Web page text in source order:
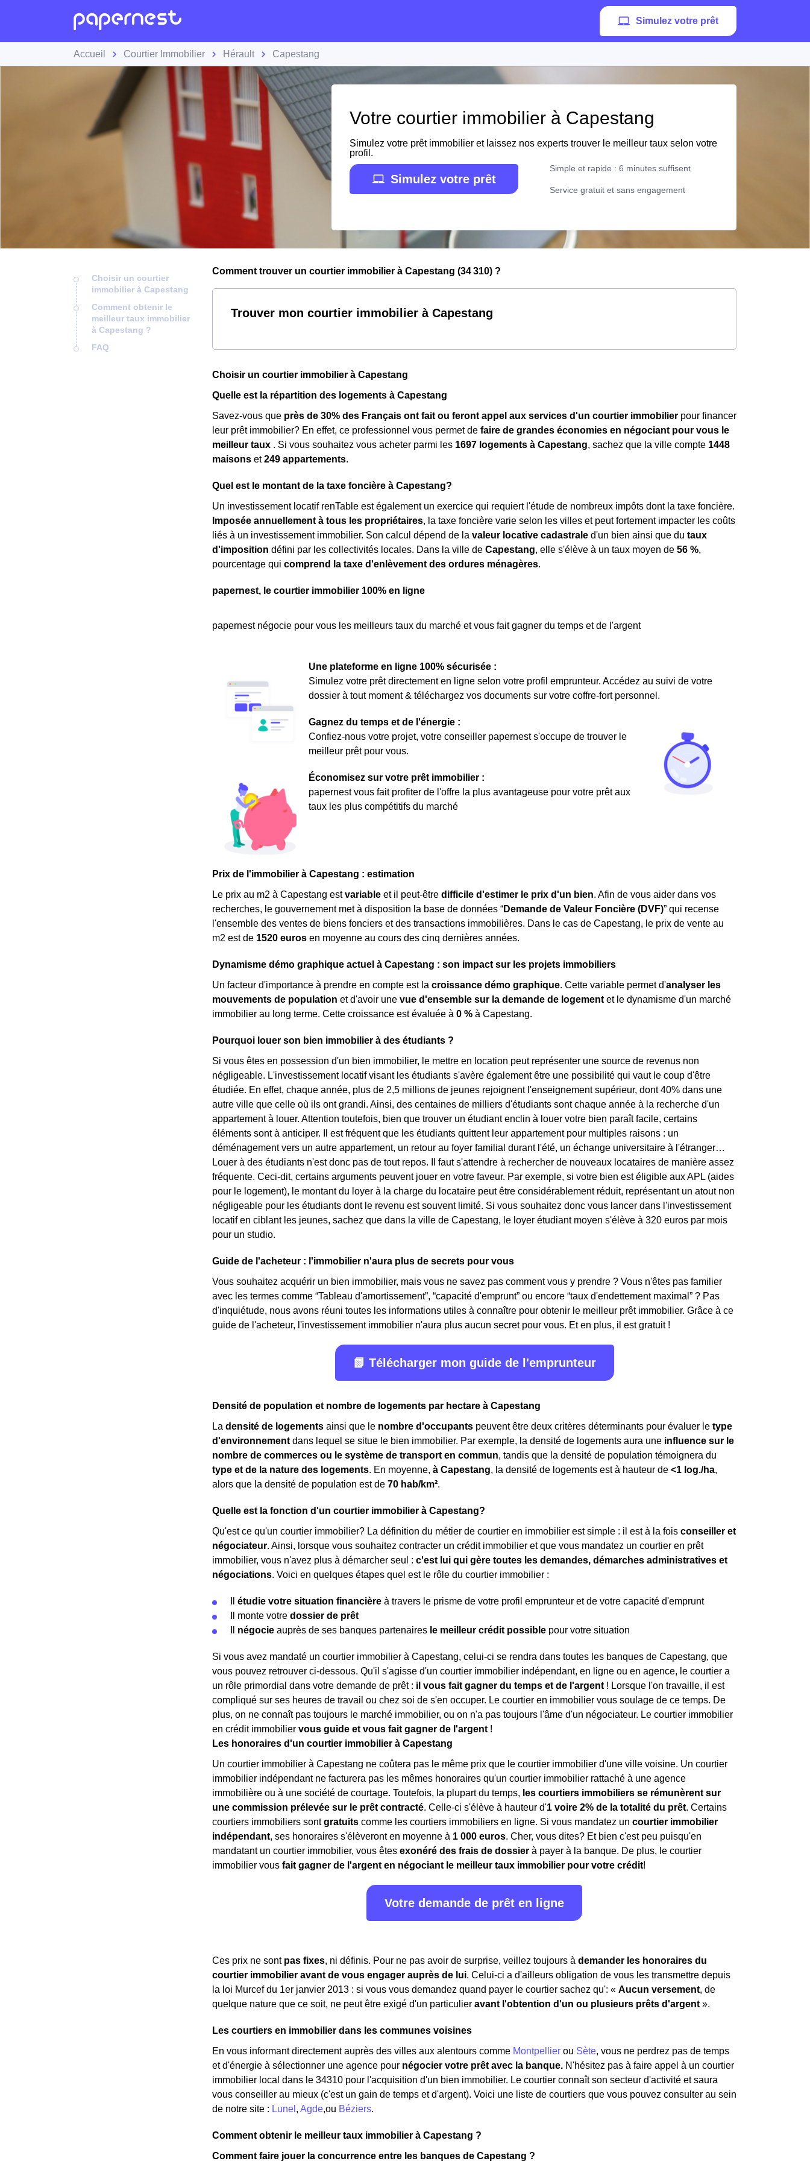
Simulez votre prêt
Accueil Courtier Immobilier Hérault Capestang
Votre courtier immobilier à Capestang
Simulez votre prêt immobilier et laissez nos experts trouver le meilleur taux selon votre
profil.
Simulez votre prêt
Simple et rapide : 6 minutes suffisent
Service gratuit et sans engagement
Choisir un courtier
immobilier à Capestang
Comment obtenir le
meilleur taux immobilier
à Capestang ?
FAQ
Comment trouver un courtier immobilier à Capestang (34 310) ?
Trouver mon courtier immobilier à Capestang
Choisir un courtier immobilier à Capestang
Quelle est la répartition des logements à Capestang
Savez-vous que près de 30% des Français ont fait ou feront appel aux services d'un courtier immobilier pour financer
leur prêt immobilier? En effet, ce professionnel vous permet de faire de grandes économies en négociant pour vous le
meilleur taux . Si vous souhaitez vous acheter parmi les 1697 logements à Capestang, sachez que la ville compte 1448
maisons et249 appartements.
Quel est le montant de la taxe foncière à Capestang?
Un investissement locatif renTable est également un exercice qui requiert l'étude de nombreux impôts dont la taxe foncière.
Imposée annuellement à tous les propriétaires, la taxe foncière varie selon les villes et peut fortement impacter les coûts
liés à un investissement immobilier. Son calcul dépend de la valeur locative cadastrale d'un bien ainsi que du taux
d'imposition défini par les collectivités locales. Dans la ville de Capestang, elle s'élève à un taux moyen de 56 %,
pourcentage qui comprend la taxe d'enlèvement des ordures ménagères.
papernest, le courtier immobilier 100% en ligne
papernest négocie pour vous les meilleurs taux du marché et vous fait gagner du temps et de l'argent
Une plateforme en ligne 100% sécurisée :
Simulez votre prêt directement en ligne selon votre profil emprunteur. Accédez au suivi de votre
dossier à tout moment & téléchargez vos documents sur votre coffre-fort personnel.
Gagnez du temps et de l'énergie :
Confiez-nous votre projet, votre conseiller papernest s'occupe de trouver le
meilleur prêt pour vous.
Économisez sur votre prêt immobilier :
papernest vous fait profiter de l'offre la plus avantageuse pour votre prêt aux
taux les plus compétitifs du marché
Prix de l'immobilier à Capestang : estimation
Le prix au m2 à Capestang estvariable et il peut-être difficile d'estimer le prix d'un bien. Afin de vous aider dans vos
recherches, le gouvernement met à disposition la base de données “Demande de Valeur Foncière (DVF)” qui recense
l'ensemble des ventes de biens fonciers et des transactions immobilières. Dans le cas de Capestang, le prix de vente au
m2 est de 1520 euros en moyenne au cours des cinq dernières années.
Dynamisme démo graphique actuel à Capestang : son impact sur les projets immobiliers
Un facteur d'importance à prendre en compte est la croissance démo graphique. Cette variable permet d'analyser les
mouvements de population et d'avoir une vue d'ensemble sur la demande de logement et le dynamisme d'un marché
immobilier au long terme. Cette croissance est évaluée à 0 % à Capestang.
Pourquoi louer son bien immobilier à des étudiants ?
Si vous êtes en possession d'un bien immobilier, le mettre en location peut représenter une source de revenus non
négligeable. L'investissement locatif visant les étudiants s'avère également être une possibilité qui vaut le coup d'être
étudiée. En effet, chaque année, plus de 2,5 millions de jeunes rejoignent l'enseignement supérieur, dont 40% dans une
autre ville que celle où ils ont grandi. Ainsi, des centaines de milliers d'étudiants sont chaque année à la recherche d'un
appartement à louer. Attention toutefois, bien que trouver un étudiant enclin à louer votre bien paraît facile, certains
éléments sont à anticiper. Il est fréquent que les étudiants quittent leur appartement pour multiples raisons : un
déménagement vers un autre appartement, un retour au foyer familial durant l'été, un échange universitaire à l'étranger…
Louer à des étudiants n'est donc pas de tout repos. Il faut s'attendre à rechercher de nouveaux locataires de manière assez
fréquente. Ceci-dit, certains arguments peuvent jouer en votre faveur. Par exemple, si votre bien est éligible aux APL (aides
pour le logement), le montant du loyer à la charge du locataire peut être considérablement réduit, représentant un atout non
négligeable pour les étudiants dont le revenu est souvent limité. Si vous souhaitez donc vous lancer dans l'investissement
locatif en ciblant les jeunes, sachez que dans la ville de Capestang, le loyer étudiant moyen s'élève à 320 euros par mois
pour un studio.
Guide de l'acheteur : l'immobilier n'aura plus de secrets pour vous
Vous souhaitez acquérir un bien immobilier, mais vous ne savez pas comment vous y prendre ? Vous n'êtes pas familier
avec les termes comme “Tableau d'amortissement”, “capacité d'emprunt” ou encore “taux d'endettement maximal” ? Pas
d'inquiétude, nous avons réuni toutes les informations utiles à connaître pour obtenir le meilleur prêt immobilier. Grâce à ce
guide de l'acheteur, l'investissement immobilier n'aura plus aucun secret pour vous. Et en plus, il est gratuit !
📗 Télécharger mon guide de l'emprunteur
Densité de population et nombre de logements par hectare à Capestang
La densité de logements ainsi que le nombre d'occupants peuvent être deux critères déterminants pour évaluer le type
d'environnement dans lequel se situe le bien immobilier. Par exemple, la densité de logements aura une influence sur le
nombre de commerces ou le système de transport en commun, tandis que la densité de population témoignera du
type et de la nature des logements. En moyenne, à Capestang, la densité de logements est à hauteur de <1 log./ha,
alors que la densité de population est de 70 hab/km².
Quelle est la fonction d'un courtier immobilier à Capestang?
Qu'est ce qu'un courtier immobilier? La définition du métier de courtier en immobilier est simple : il est à la fois conseiller et
négociateur. Ainsi, lorsque vous souhaitez contracter un crédit immobilier et que vous mandatez un courtier en prêt
immobilier, vous n'avez plus à démarcher seul : c'est lui qui gère toutes les demandes, démarches administratives et
négociations. Voici en quelques étapes quel est le rôle du courtier immobilier :
étudie votre situation financière à travers le prisme de votre profil emprunteur et de votre capacité d'emprunt
Il monte votre dossier de prêt
négocie auprès de ses banques partenaires le meilleur crédit possible pour votre situation
Si vous avez mandaté un courtier immobilier à Capestang, celui-ci se rendra dans toutes les banques de Capestang, que
vous pouvez retrouver ci-dessous. Qu'il s'agisse d'un courtier immobilier indépendant, en ligne ou en agence, le courtier a
un rôle primordial dans votre demande de prêt : il vous fait gagner du temps et de l'argent ! Lorsque l'on travaille, il est
compliqué sur ses heures de travail ou chez soi de s'en occuper. Le courtier en immobilier vous soulage de ce temps. De
plus, on ne connaît pas toujours le marché immobilier, ou on n'a pas toujours l'âme d'un négociateur. Le courtier immobilier
en crédit immobilier vous guide et vous fait gagner de l'argent !
Les honoraires d'un courtier immobilier à Capestang
Un courtier immobilier à Capestang ne coûtera pas le même prix que le courtier immobilier d'une ville voisine. Un courtier
immobilier indépendant ne facturera pas les mêmes honoraires qu'un courtier immobilier rattaché à une agence
immobilière ou à une société de courtage. Toutefois, la plupart du temps, les courtiers immobiliers se rémunèrent sur
une commission prélevée sur le prêt contracté. Celle-ci s'élève à hauteur d'1 voire 2% de la totalité du prêt. Certains
courtiers immobiliers sontgratuits comme les courtiers immobiliers en ligne. Si vous mandatez un courtier immobilier
indépendant, ses honoraires s'élèveront en moyenne à 1 000 euros. Cher, vous dites? Et bien c'est peu puisqu'en
mandatant un courtier immobilier, vous êtes exonéré des frais de dossier à payer à la banque. De plus, le courtier
immobilier vous fait gagner de l'argent en négociant le meilleur taux immobilier pour votre crédit!
Votre demande de prêt en ligne
Ces prix ne sont pas fixes, ni définis. Pour ne pas avoir de surprise, veillez toujours à demander les honoraires du
courtier immobilier avant de vous engager auprès de lui. Celui-ci a d'ailleurs obligation de vous les transmettre depuis
la loi Murcef du 1er janvier 2013 : si vous vous demandez quand payer le courtier sachez qu': « Aucun versement, de
quelque nature que ce soit, ne peut être exigé d'un particulier avant l'obtention d'un ou plusieurs prêts d'argent ».
Les courtiers en immobilier dans les communes voisines
En vous informant directement auprès des villes aux alentours comme Montpellier ou Sète, vous ne perdrez pas de temps
et d'énergie à sélectionner une agence pour négocier votre prêt avec la banque. N'hésitez pas à faire appel à un courtier
immobilier local dans le 34310 pour l'acquisition d'un bien immobilier. Le courtier connaît son secteur d'activité et saura
vous conseiller au mieux (c'est un gain de temps et d'argent). Voici une liste de courtiers que vous pouvez consulter au sein
de notre site : Lunel , Agde,ou Béziers.
Comment obtenir le meilleur taux immobilier à Capestang ?
Comment faire jouer la concurrence entre les banques de Capestang ?